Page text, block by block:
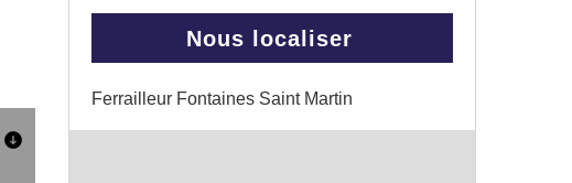
Nous localiser
Ferrailleur Fontaines Saint Martin